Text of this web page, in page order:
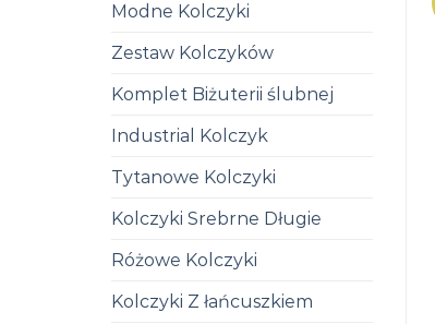
Modne Kolczyki
Zestaw Kolczyków
Komplet Biżuterii ślubnej
Industrial Kolczyk
Tytanowe Kolczyki
Kolczyki Srebrne Długie
Różowe Kolczyki
Kolczyki Z łańcuszkiem